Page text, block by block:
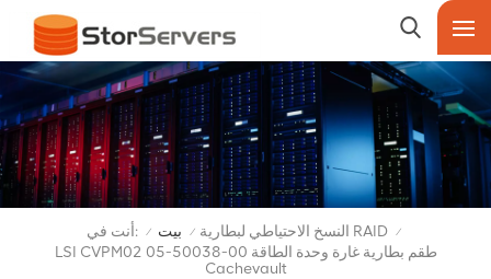
أنت في: / بيت / النسخ الاحتياطي لبطارية RAID /
LSI CVPM02 05-50038-00 طقم بطارية غارة وحدة الطاقة
Cachevault